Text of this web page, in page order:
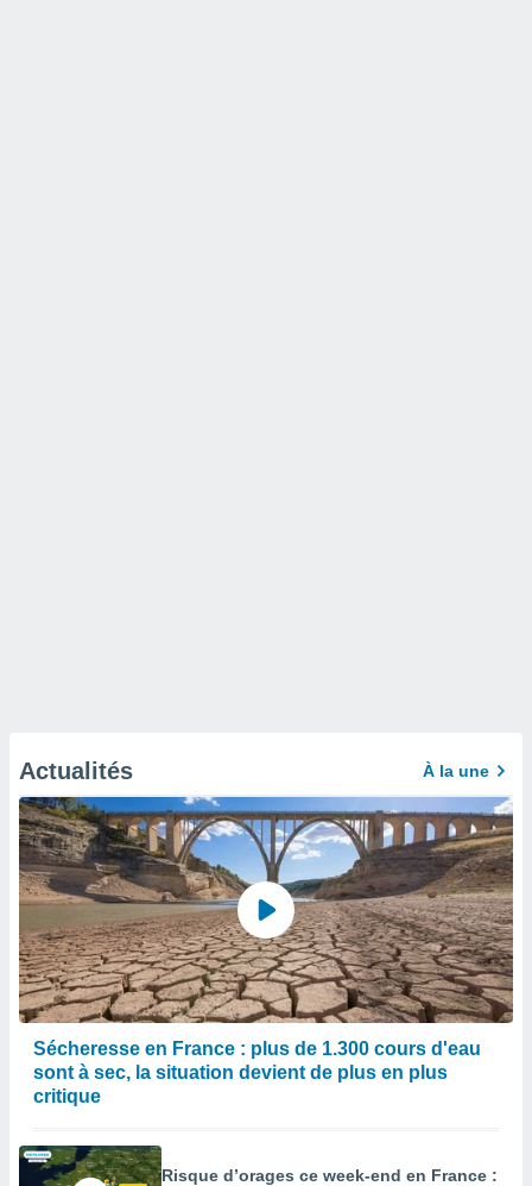
Actualités À la une
Sécheresse en France : plus de 1.300 cours d'eau
sont à sec, la situation devient de plus en plus
critique
Risque d’orages ce week-end en France :